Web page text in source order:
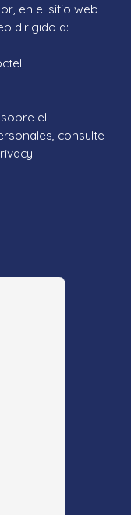
en el sitio web
dirigido a:
el
consulte